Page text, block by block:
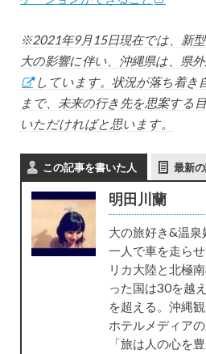
※2021年9月15日現在では、新
大の影響に伴い、沖縄県は、県
しています。状況が落ち着き
まで、未来の行き先を思案する
いただければと思います。
この記事を書いた人 最新
明田川蘭
大の旅好き&温泉
一人で車を走ら
リカ大陸と北極
った国は30を越
を超える。沖縄
ホテルメディア
「旅は人の心を